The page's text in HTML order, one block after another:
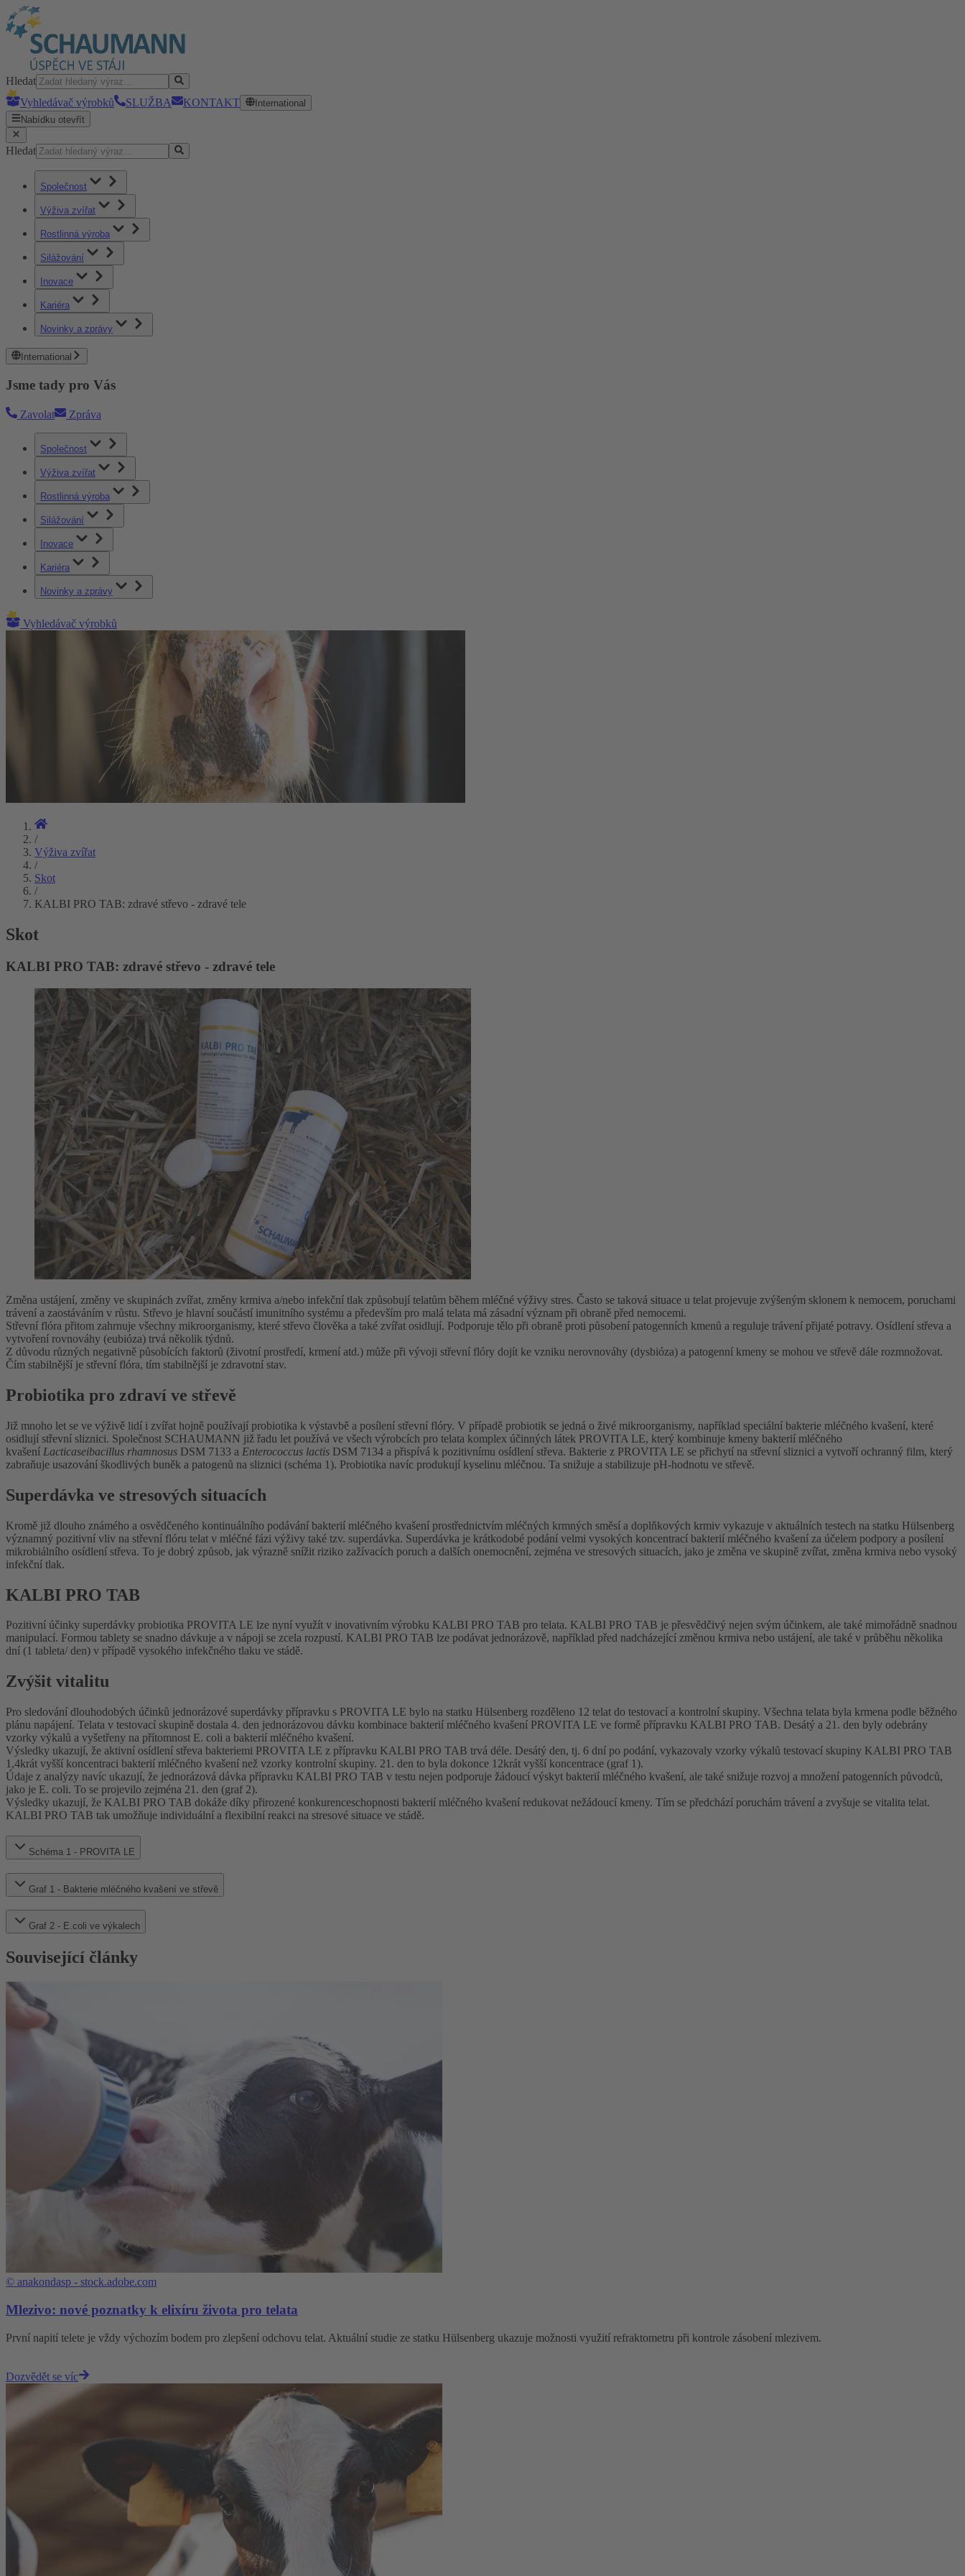
Hledat
Vyhledávač výrobků
SLUŽBA KONTAKT
International
Nabídku otevřít
Hledat
Společnost
Výživa zvířat
Rostlinná výroba
Silážování
Inovace
Kariéra
Novinky a zprávy
International
Jsme tady pro Vás
Zavolat Zpráva
Společnost
Výživa zvířat
Rostlinná výroba
Silážování
Inovace
Kariéra
Novinky a zprávy
Vyhledávač výrobků
/
Výživa zvířat
/
Skot
/
KALBI PRO TAB: zdravé střevo - zdravé tele
Skot
KALBI PRO TAB: zdravé střevo - zdravé tele
Změna ustájení, změny ve skupinách zvířat, změny krmiva a/nebo infekční tlak způsobují telatům během mléčné výživy stres. Často se taková situace u telat projevuje zvýšeným sklonem k nemocem, poruchami
trávení a zaostáváním v růstu. Střevo je hlavní součástí imunitního systému a především pro malá telata má zásadní význam při obraně před nemocemi.
Střevní flóra přitom zahrnuje všechny mikroorganismy, které střevo člověka a také zvířat osidlují. Podporuje tělo při obraně proti působení patogenních kmenů a reguluje trávení přijaté potravy. Osídlení střeva a
vytvoření rovnováhy (eubióza) trvá několik týdnů.
Z důvodu různých negativně působících faktorů (životní prostředí, krmení atd.) může při vývoji střevní flóry dojít ke vzniku nerovnováhy (dysbióza) a patogenní kmeny se mohou ve střevě dále rozmnožovat.
Čím stabilnější je střevní flóra, tím stabilnější je zdravotní stav.
Probiotika pro zdraví ve střevě
Již mnoho let se ve výživě lidí i zvířat hojně používají probiotika k výstavbě a posílení střevní flóry. V případě probiotik se jedná o živé mikroorganismy, například speciální bakterie mléčného kvašení, které
osidlují střevní sliznici. Společnost SCHAUMANN již řadu let používá ve všech výrobcích pro telata komplex účinných látek PROVITA LE, který kombinuje kmeny bakterií mléčného
kvašení Lacticaseibacillus rhamnosus DSM 7133 a Enterococcus lactis DSM 7134 a přispívá k pozitivnímu osídlení střeva. Bakterie z PROVITA LE se přichytí na střevní sliznici a vytvoří ochranný film, který
zabraňuje usazování škodlivých buněk a patogenů na sliznici (schéma 1). Probiotika navíc produkují kyselinu mléčnou. Ta snižuje a stabilizuje pH-hodnotu ve střevě.
Superdávka ve stresových situacích
Kromě již dlouho známého a osvědčeného kontinuálního podávání bakterií mléčného kvašení prostřednictvím mléčných krmných směsí a doplňkových krmiv vykazuje v aktuálních testech na statku Hülsenberg
významný pozitivní vliv na střevní flóru telat v mléčné fázi výživy také tzv. superdávka. Superdávka je krátkodobé podání velmi vysokých koncentrací bakterií mléčného kvašení za účelem podpory a posílení
mikrobiálního osídlení střeva. To je dobrý způsob, jak výrazně snížit riziko zažívacích poruch a dalších onemocnění, zejména ve stresových situacích, jako je změna ve skupině zvířat, změna krmiva nebo vysoký
infekční tlak.
KALBI PRO TAB
Pozitivní účinky superdávky probiotika PROVITA LE lze nyní využít v inovativním výrobku KALBI PRO TAB pro telata. KALBI PRO TAB je přesvědčivý nejen svým účinkem, ale také mimořádně snadnou
manipulací. Formou tablety se snadno dávkuje a v nápoji se zcela rozpustí. KALBI PRO TAB lze podávat jednorázově, například před nadcházející změnou krmiva nebo ustájení, ale také v průběhu několika
dní (1 tableta/ den) v případě vysokého infekčného tlaku ve stádě.
Zvýšit vitalitu
Pro sledování dlouhodobých účinků jednorázové superdávky přípravku s PROVITA LE bylo na statku Hülsenberg rozděleno 12 telat do testovací a kontrolní skupiny. Všechna telata byla krmena podle běžného
plánu napájení. Telata v testovací skupině dostala 4. den jednorázovou dávku kombinace bakterií mléčného kvašení PROVITA LE ve formě přípravku KALBI PRO TAB. Desátý a 21. den byly odebrány
vzorky výkalů a vyšetřeny na přítomnost E. coli a bakterií mléčného kvašení.
Výsledky ukazují, že aktivní osídlení střeva bakteriemi PROVITA LE z přípravku KALBI PRO TAB trvá déle. Desátý den, tj. 6 dní po podání, vykazovaly vzorky výkalů testovací skupiny KALBI PRO TAB
1,4krát vyšší koncentraci bakterií mléčného kvašení než vzorky kontrolní skupiny. 21. den to byla dokonce 12krát vyšší koncentrace (graf 1).
Údaje z analýzy navíc ukazují, že jednorázová dávka přípravku KALBI PRO TAB v testu nejen podporuje žádoucí výskyt bakterií mléčného kvašení, ale také snižuje rozvoj a množení patogenních původců,
jako je E. coli. To se projevilo zejména 21. den (graf 2).
Výsledky ukazují, že KALBI PRO TAB dokáže díky přirozené konkurenceschopnosti bakterií mléčného kvašení redukovat nežádoucí kmeny. Tím se předchází poruchám trávení a zvyšuje se vitalita telat.
KALBI PRO TAB tak umožňuje individuální a flexibilní reakci na stresové situace ve stádě.
Schéma 1 - PROVITA LE
Graf 1 - Bakterie mléčného kvašení ve střevě
Graf 2 - E.coli ve výkalech
Související články
© anakondasp - stock.adobe.com
Mlezivo: nové poznatky k elixíru života pro telata
První napití telete je vždy výchozím bodem pro zlepšení odchovu telat. Aktuální studie ze statku Hülsenberg ukazuje možnosti využití refraktometru při kontrole zásobení mlezivem.
Dozvědět se víc